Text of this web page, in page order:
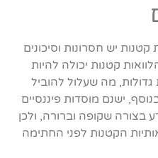
יש חסרונות וסיכונים
קטנות יכולה להיות
גדולות, מה שעלול להוביל
ישנם מוסדות פיננסיים
שקופה וברורה, ולכן
הקטנות לפני החתימה